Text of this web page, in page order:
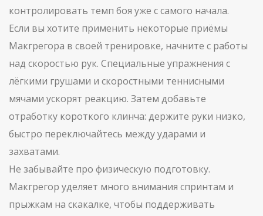
контролировать темп боя уже с самого начала.
Если вы хотите применить некоторые приёмы
Макгрегора в своей тренировке, начните с работы
над скоростью рук. Специальные упражнения с
лёгкими грушами и скоростными теннисными
мячами ускорят реакцию. Затем добавьте
отработку короткого клинча: держите руки низко,
быстро переключайтесь между ударами и
захватами.
Не забывайте про физическую подготовку.
Макгрегор уделяет много внимания спринтам и
прыжкам на скакалке, чтобы поддерживать